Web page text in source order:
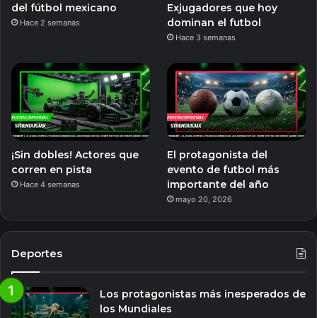
del fútbol mexicano
Hace 2 semanas
Exjugadores que hoy
dominan el futbol
Hace 3 semanas
¡Sin dobles! Actores que
corren en pista
Hace 4 semanas
El protagonista del
evento de futbol más
importante del año
mayo 20, 2026
Deportes
Los protagonistas más inesperados de
los Mundiales